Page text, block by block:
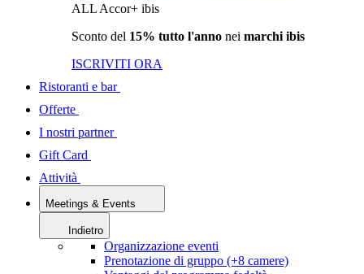
ALL Accor+ ibis
Sconto del 15% tutto l'anno nei marchi ibis
ISCRIVITI ORA
Ristoranti e bar
Offerte
I nostri partner
Gift Card
Attività
Meetings & Events
Indietro
Organizzazione eventi
Prenotazione di gruppo (+8 camere)